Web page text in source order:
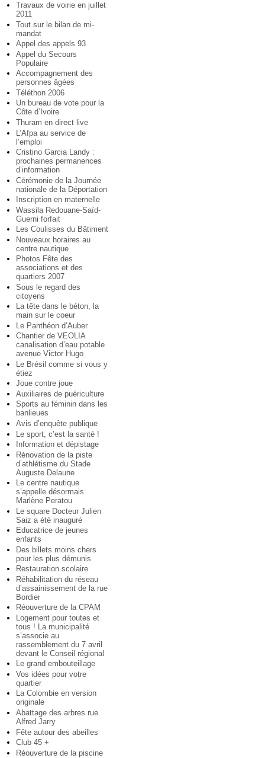
Travaux de voirie en juillet
2011
Tout sur le bilan de mi-
mandat
Appel des appels 93
Appel du Secours
Populaire
Accompagnement des
personnes âgées
Téléthon 2006
Un bureau de vote pour la
Côte d’Ivoire
Thuram en direct live
L’Afpa au service de
l’emploi
Cristino Garcia Landy :
prochaines permanences
d’information
Cérémonie de la Journée
nationale de la Déportation
Inscription en maternelle
Wassila Redouane-Saïd-
Guerni forfait
Les Coulisses du Bâtiment
Nouveaux horaires au
centre nautique
Photos Fête des
associations et des
quartiers 2007
Sous le regard des
citoyens
La tête dans le béton, la
main sur le coeur
Le Panthéon d’Auber
Chantier de VEOLIA
canalisation d’eau potable
avenue Victor Hugo
Le Brésil comme si vous y
étiez
Joue contre joue
Auxiliaires de puériculture
Sports au féminin dans les
banlieues
Avis d’enquête publique
Le sport, c’est la santé !
Information et dépistage
Rénovation de la piste
d’athlétisme du Stade
Auguste Delaune
Le centre nautique
s’appelle désormais
Marlène Peratou
Le square Docteur Julien
Saiz a été inauguré
Educatrice de jeunes
enfants
Des billets moins chers
pour les plus démunis
Restauration scolaire
Réhabilitation du réseau
d’assainissement de la rue
Bordier
Réouverture de la CPAM
Logement pour toutes et
tous ! La municipalité
s’associe au
rassemblement du 7 avril
devant le Conseil régional
Le grand embouteillage
Vos idées pour votre
quartier
La Colombie en version
originale
Abattage des arbres rue
Alfred Jarry
Fête autour des abeilles
Club 45 +
Réouverture de la piscine